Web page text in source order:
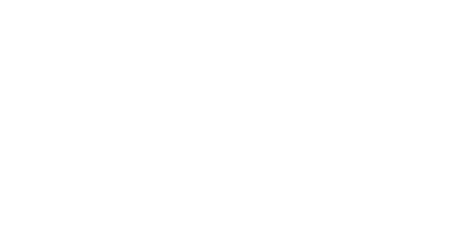
a večeře.
tenis (za poplatek), fitness a fotbal. Nabídka wellness: sauna, whirlpool